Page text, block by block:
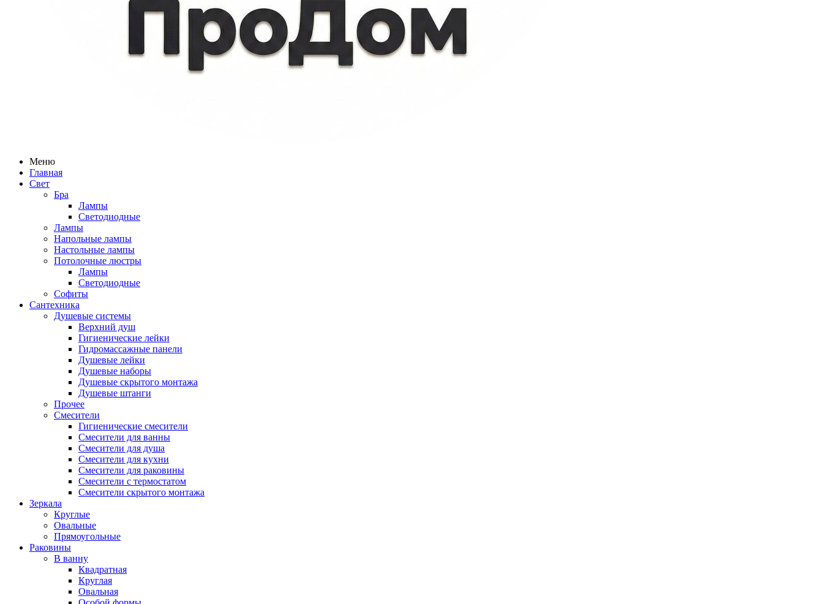
Меню
Главная
Свет
Бра
Лампы
Светодиодные
Лампы
Напольные лампы
Настольные лампы
Потолочные люстры
Лампы
Светодиодные
Софиты
Сантехника
Душевые системы
Верхний душ
Гигиенические лейки
Гидромассажные панели
Душевые лейки
Душевые наборы
Душевые скрытого монтажа
Душевые штанги
Прочее
Смесители
Гигиенические смесители
Смесители для ванны
Смесители для душа
Смесители для кухни
Смесители для раковины
Смесители с термостатом
Смесители скрытого монтажа
Зеркала
Круглые
Овальные
Прямоугольные
Раковины
В ванну
Квадратная
Круглая
Овальная